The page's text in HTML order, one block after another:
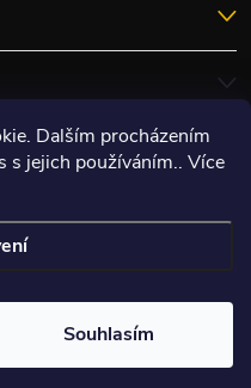
Dalším procházením
s jejich používáním.. Více
Souhlasím